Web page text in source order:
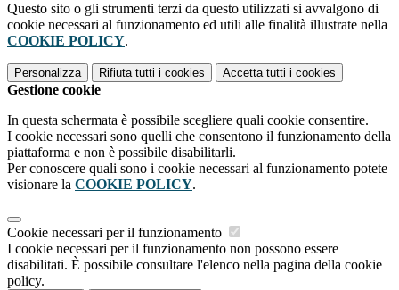
Questo sito o gli strumenti terzi da questo utilizzati si avvalgono di
cookie necessari al funzionamento ed utili alle finalità illustrate nella
COOKIE POLICY.
Personalizza Rifiuta tutti i cookies Accetta tutti i cookies
Gestione cookie
In questa schermata è possibile scegliere quali cookie consentire.
I cookie necessari sono quelli che consentono il funzionamento della
piattaforma e non è possibile disabilitarli.
Per conoscere quali sono i cookie necessari al funzionamento potete
visionare la COOKIE POLICY.
Cookie necessari per il funzionamento
I cookie necessari per il funzionamento non possono essere
disabilitati. È possibile consultare l'elenco nella pagina della cookie
policy.